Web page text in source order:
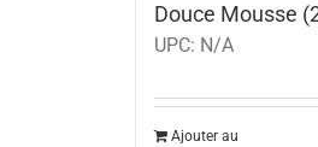
Douce Mousse
UPC: N/A
Ajouter au